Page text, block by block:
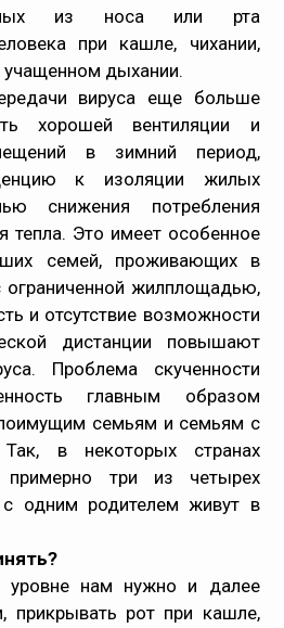
из носа или рта
при кашле, чихании,
учащенном дыхании.
вируса еще больше
хорошей вентиляции и
в зимний период,
к изоляции жилых
снижения потребления
тепла. Это имеет особенное
семей, проживающих в
ограниченной жилплощадью,
и отсутствие возможности
дистанции повышают
Проблема скученности
главным образом
семьям и семьям с
в некоторых странах
примерно три из четырех
одним родителем живут в
уровне нам нужно и далее
рот при кашле,